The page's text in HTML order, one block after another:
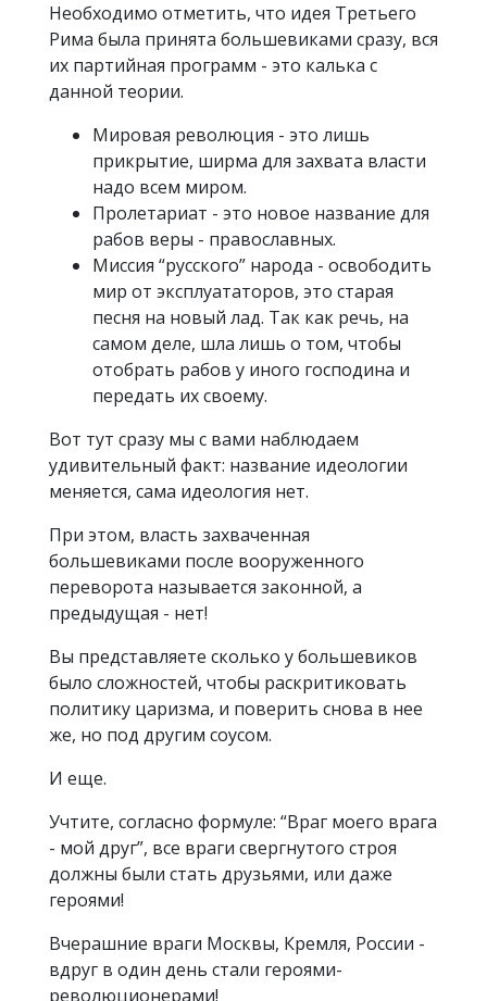
Необходимо отметить, что идея Третьего
Рима была принята большевиками сразу, вся
их партийная программ - это калька с
данной теории.
Мировая революция - это лишь
прикрытие, ширма для захвата власти
надо всем миром.
Пролетариат - это новое название для
рабов веры - православных.
Миссия “русского” народа - освободить
мир от эксплуататоров, это старая
песня на новый лад. Так как речь, на
самом деле, шла лишь о том, чтобы
отобрать рабов у иного господина и
передать их своему.
Вот тут сразу мы с вами наблюдаем
удивительный факт: название идеологии
меняется, сама идеология нет.
При этом, власть захваченная
большевиками после вооруженного
переворота называется законной, а
предыдущая - нет!
Вы представляете сколько у большевиков
было сложностей, чтобы раскритиковать
политику царизма, и поверить снова в нее
же, но под другим соусом.
И еще.
Учтите, согласно формуле: “Враг моего врага
- мой друг”, все враги свергнутого строя
должны были стать друзьями, или даже
героями!
Вчерашние враги Москвы, Кремля, России -
вдруг в один день стали героями-
революционерами!